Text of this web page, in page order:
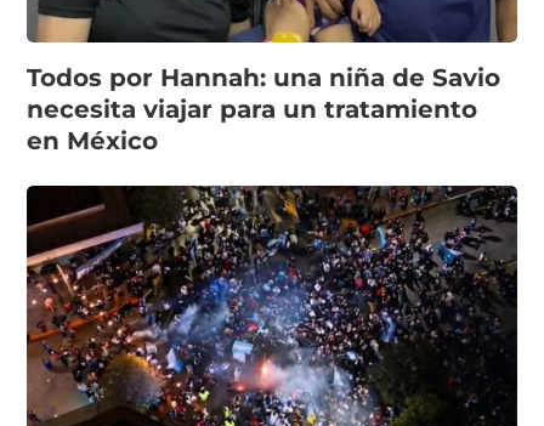
Todos por Hannah: una niña de Savio
necesita viajar para un tratamiento
en México